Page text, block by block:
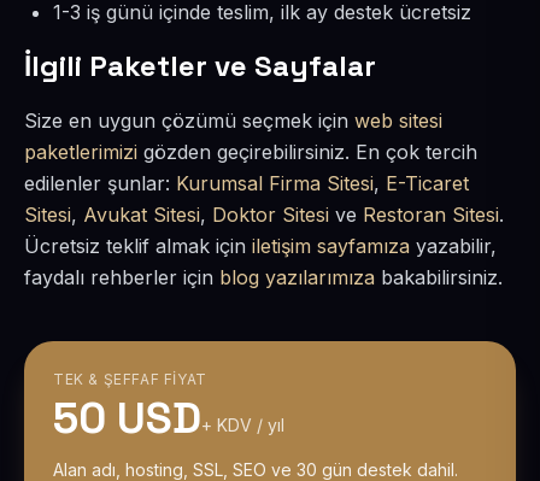
1-3 iş günü içinde teslim, ilk ay destek ücretsiz
İlgili Paketler ve Sayfalar
Size en uygun çözümü seçmek için web sitesi
paketlerimizi gözden geçirebilirsiniz. En çok tercih
edilenler şunlar: Kurumsal Firma Sitesi, E-Ticaret
Sitesi, Avukat Sitesi, Doktor Sitesi ve Restoran Sitesi.
Ücretsiz teklif almak için iletişim sayfamıza yazabilir,
faydalı rehberler için blog yazılarımıza bakabilirsiniz.
TEK & ŞEFFAF FIYAT
50 USD+ KDV / yıl
Alan adı, hosting, SSL, SEO ve 30 gün destek dahil.